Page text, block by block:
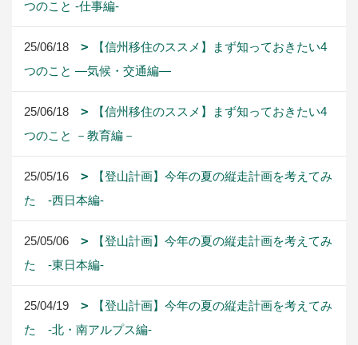
つのこと -仕事編-
25/06/18
【信州移住のススメ】まず知っておきたい4
つのこと ―気候・交通編―
25/06/18
【信州移住のススメ】まず知っておきたい4
つのこと －教育編－
25/05/16
【登山計画】今年の夏の縦走計画を考えてみ
た -西日本編-
25/05/06
【登山計画】今年の夏の縦走計画を考えてみ
た -東日本編-
25/04/19
【登山計画】今年の夏の縦走計画を考えてみ
た -北・南アルプス編-